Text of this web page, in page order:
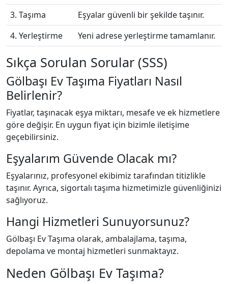
3. Taşıma
Eşyalar güvenli bir şekilde taşınır.
4. Yerleştirme
Yeni adrese yerleştirme tamamlanır.
Sıkça Sorulan Sorular (SSS)
Gölbaşı Ev Taşıma Fiyatları Nasıl
Belirlenir?
Fiyatlar, taşınacak eşya miktarı, mesafe ve ek hizmetlere
göre değişir. En uygun fiyat için bizimle iletişime
geçebilirsiniz.
Eşyalarım Güvende Olacak mı?
Eşyalarınız, profesyonel ekibimiz tarafından titizlikle
taşınır. Ayrıca, sigortalı taşıma hizmetimizle güvenliğinizi
sağlıyoruz.
Hangi Hizmetleri Sunuyorsunuz?
Gölbaşı Ev Taşıma olarak, ambalajlama, taşıma,
depolama ve montaj hizmetleri sunmaktayız.
Neden Gölbaşı Ev Taşıma?